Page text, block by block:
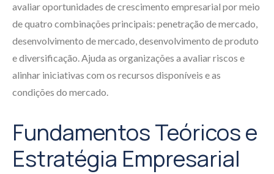
avaliar oportunidades de crescimento empresarial por meio
de quatro combinações principais: penetração de mercado,
desenvolvimento de mercado, desenvolvimento de produto
e diversificação. Ajuda as organizações a avaliar riscos e
alinhar iniciativas com os recursos disponíveis e as
condições do mercado.
Fundamentos Teóricos e
Estratégia Empresarial